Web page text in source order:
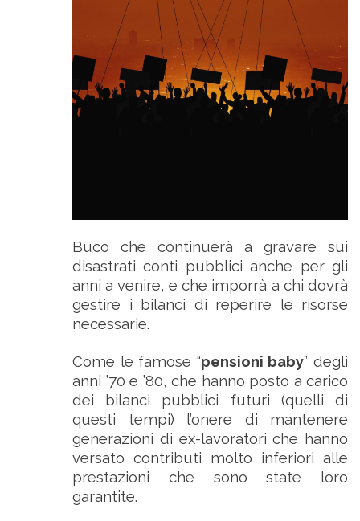
Buco che continuerà a gravare sui
disastrati conti pubblici anche per gli
anni a venire, e che imporrà a chi dovrà
gestire i bilanci di reperire le risorse
necessarie.
Come le famose “pensioni baby” degli
anni ’70 e ’80, che hanno posto a carico
dei bilanci pubblici futuri (quelli di
questi tempi) l’onere di mantenere
generazioni di ex-lavoratori che hanno
versato contributi molto inferiori alle
prestazioni che sono state loro
garantite.